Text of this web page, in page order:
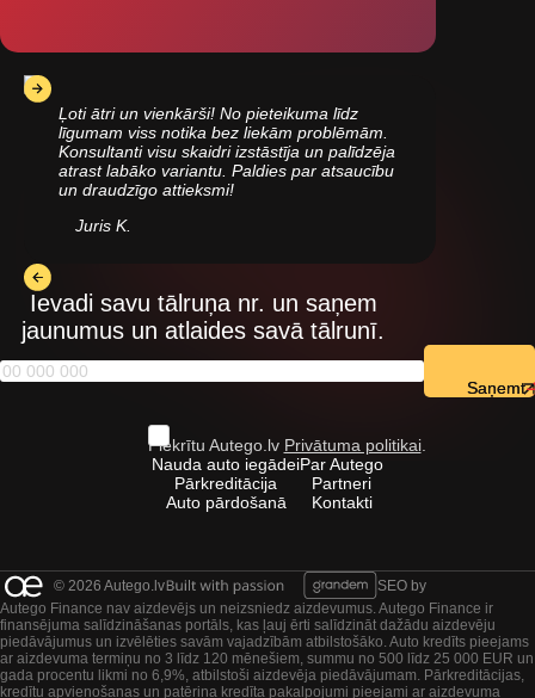
Ļoti ātri un vienkārši! No pieteikuma līdz
līgumam viss notika bez liekām problēmām.
Konsultanti visu skaidri izstāstīja un palīdzēja
atrast labāko variantu. Paldies par atsaucību
un draudzīgo attieksmi!
Juris K.
Ievadi savu tālruņa nr. un saņem
jaunumus un atlaides savā tālrunī.
Piekrītu Autego.lv Privātuma politikai.
Nauda auto iegādei
Pārkreditācija
Auto pārdošanā
Par Autego
Partneri
Kontakti
© 2026 Autego.lv
SEO by
Autego Finance nav aizdevējs un neizsniedz aizdevumus. Autego Finance ir
finansējuma salīdzināšanas portāls, kas ļauj ērti salīdzināt dažādu aizdevēju
piedāvājumus un izvēlēties savām vajadzībām atbilstošāko. Auto kredīts pieejams
ar aizdevuma termiņu no 3 līdz 120 mēnešiem, summu no 500 līdz 25 000 EUR un
gada procentu likmi no 6,9%, atbilstoši aizdevēja piedāvājumam. Pārkreditācijas,
kredītu apvienošanas un patēriņa kredīta pakalpojumi pieejami ar aizdevuma